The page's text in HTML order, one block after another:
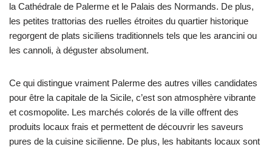
la Cathédrale de Palerme et le Palais des Normands. De plus,
les petites trattorias des ruelles étroites du quartier historique
regorgent de plats siciliens traditionnels tels que les arancini ou
les cannoli, à déguster absolument.
Ce qui distingue vraiment Palerme des autres villes candidates
pour être la capitale de la Sicile, c’est son atmosphère vibrante
et cosmopolite. Les marchés colorés de la ville offrent des
produits locaux frais et permettent de découvrir les saveurs
pures de la cuisine sicilienne. De plus, les habitants locaux sont